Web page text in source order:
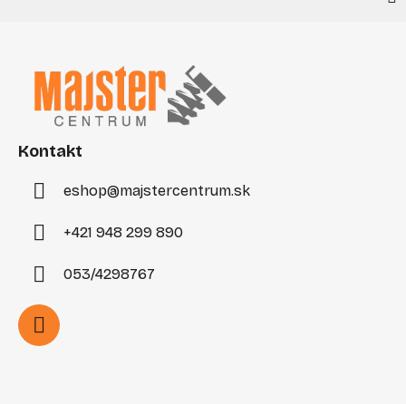
Kontakt
eshop@majstercentrum.sk
+421 948 299 890
053/4298767